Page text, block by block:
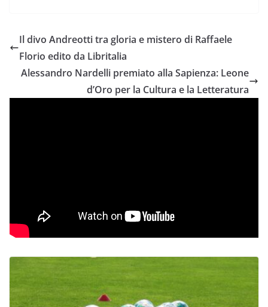
Il divo Andreotti tra gloria e mistero di Raffaele
Florio edito da Libritalia
Alessandro Nardelli premiato alla Sapienza: Leone
d’Oro per la Cultura e la Letteratura